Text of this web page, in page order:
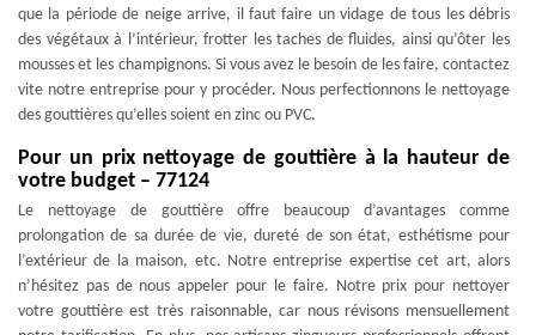
que la période de neige arrive, il faut faire un vidage de tous les débris
des végétaux à l’intérieur, frotter les taches de fluides, ainsi qu’ôter les
mousses et les champignons. Si vous avez le besoin de les faire, contactez
vite notre entreprise pour y procéder. Nous perfectionnons le nettoyage
des gouttières qu’elles soient en zinc ou PVC.
Pour un prix nettoyage de gouttière à la hauteur de
votre budget – 77124
Le nettoyage de gouttière offre beaucoup d’avantages comme
prolongation de sa durée de vie, dureté de son état, esthétisme pour
l’extérieur de la maison, etc. Notre entreprise expertise cet art, alors
n’hésitez pas de nous appeler pour le faire. Notre prix pour nettoyer
votre gouttière est très raisonnable, car nous révisons mensuellement